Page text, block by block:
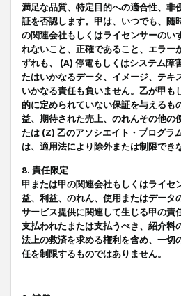
満足な品質、特定目的への適合性、非
証を否認します。甲は、いつでも、随
の関連会社もしくはライセンサーのい
れないこと、正確であること、エラー
ずれも、 (A) 停電もしくはシステム障
たはいかなるデータ、イメージ、テキ
いかなる責任も負いません。乙が甲
的に定められていない保証を与える
益、期待された売上、のれんその他の
たは (Z) 乙のアソシエイト・プログラ
は、適用法により除外または制限で
8. 責任限定
甲または甲の関連会社もしくはライセ
益、利益、のれん、使用またはデータ
サービス提供に関連して生じる甲の
支払われたまたは支払うべき、紹介料
法上の救済を求める権利を含め、一切
任を制限するものではありません。